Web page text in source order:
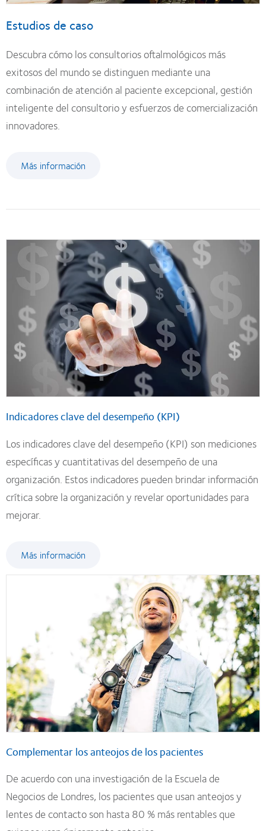
Estudios de caso
Descubra cómo los consultorios oftalmológicos más
exitosos del mundo se distinguen mediante una
combinación de atención al paciente excepcional, gestión
inteligente del consultorio y esfuerzos de comercialización
innovadores.
Más información
Indicadores clave del desempeño (KPI)
Los indicadores clave del desempeño (KPI) son mediciones
específicas y cuantitativas del desempeño de una
organización. Estos indicadores pueden brindar información
crítica sobre la organización y revelar oportunidades para
mejorar.
Más información
Complementar los anteojos de los pacientes
De acuerdo con una investigación de la Escuela de
Negocios de Londres, los pacientes que usan anteojos y
lentes de contacto son hasta 80 % más rentables que